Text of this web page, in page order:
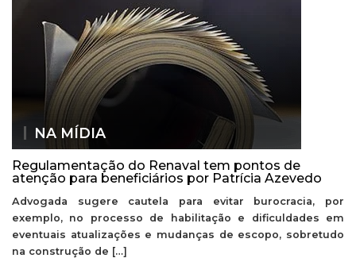
NA MÍDIA
Regulamentação do Renaval tem pontos de
atenção para beneficiários por Patrícia Azevedo
Advogada sugere cautela para evitar burocracia, por
exemplo, no processo de habilitação e dificuldades em
eventuais atualizações e mudanças de escopo, sobretudo
na construção de […]